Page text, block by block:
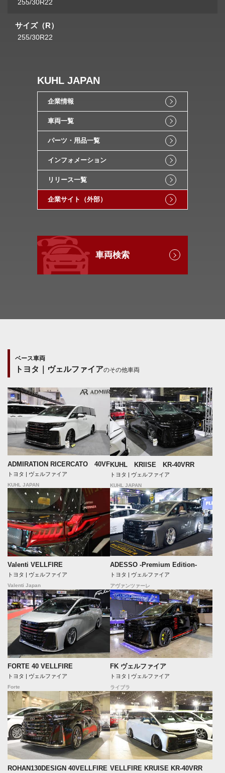
255/30R22
サイズ（R）
255/30R22
KUHL JAPAN
企業情報
車両一覧
パーツ・用品一覧
インフォメーション
リリース一覧
企業サイト（外部）
車両検索
ベース車両
トヨタ｜ヴェルファイアのその他車両
ADMIRATION RICERCATO 40VF
トヨタ | ヴェルファイア
KUHL JAPAN
KUHL KRIISE KR-40VRR
トヨタ | ヴェルファイア
KUHL JAPAN
Valenti VELLFIRE
トヨタ | ヴェルファイア
Valenti Japan
ADESSO -Premium Edition-
トヨタ | ヴェルファイア
アヴァンツァーレ
FORTE 40 VELLFIRE
トヨタ | ヴェルファイア
Forte
FK ヴェルファイア
トヨタ | ヴェルファイア
ライブラ
ROHAN130DESIGN 40VELLFIRE VELLFIRE KRUISE KR-40VRR